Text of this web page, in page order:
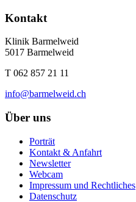
Kontakt
Klinik Barmelweid
5017 Barmelweid
T 062 857 21 11
info@barmelweid.ch
Über uns
Porträt
Kontakt & Anfahrt
Newsletter
Webcam
Impressum und Rechtliches
Datenschutz